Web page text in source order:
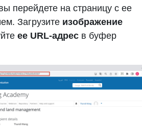
перейдете на страницу с ее
Загрузите изображение
ее URL-адрес в буфер